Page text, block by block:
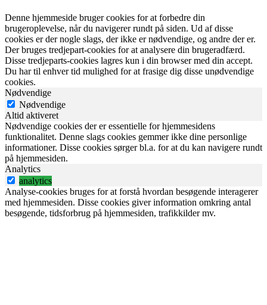
Denne hjemmeside bruger cookies for at forbedre din
brugeroplevelse, når du navigerer rundt på siden. Ud af disse
cookies er der nogle slags, der ikke er nødvendige, og andre der er.
Der bruges tredjepart-cookies for at analysere din brugeradfærd.
Disse tredjeparts-cookies lagres kun i din browser med din accept.
Du har til enhver tid mulighed for at frasige dig disse unødvendige
cookies.
Nødvendige
Nødvendige
Altid aktiveret
Nødvendige cookies der er essentielle for hjemmesidens
funktionalitet. Denne slags cookies gemmer ikke dine personlige
informationer. Disse cookies sørger bl.a. for at du kan navigere rundt
på hjemmesiden.
Analytics
analytics
Analyse-cookies bruges for at forstå hvordan besøgende interagerer
med hjemmesiden. Disse cookies giver information omkring antal
besøgende, tidsforbrug på hjemmesiden, trafikkilder mv.